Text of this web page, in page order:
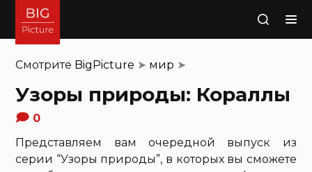
Поиск
Смотрите BigPicture ➤ мир ➤
Узоры природы: Кораллы
0
Представляем вам очередной выпуск из
серии “Узоры природы”, в которых вы сможете